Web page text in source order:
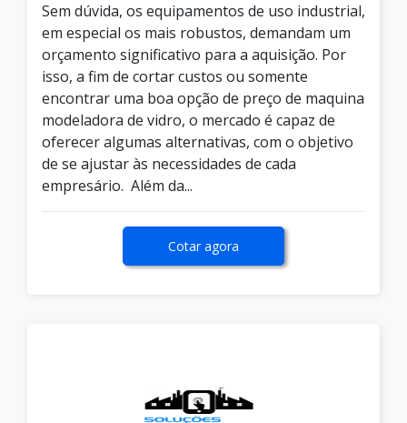
Sem dúvida, os equipamentos de uso industrial,
em especial os mais robustos, demandam um
orçamento significativo para a aquisição. Por
isso, a fim de cortar custos ou somente
encontrar uma boa opção de preço de maquina
modeladora de vidro, o mercado é capaz de
oferecer algumas alternativas, com o objetivo
de se ajustar às necessidades de cada
empresário. Além da...
Cotar agora